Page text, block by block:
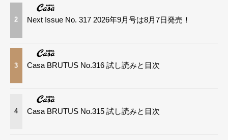
2 Next Issue No. 317 2026年9月号は8月7日発売！
3 Casa BRUTUS No.316 試し読みと目次
4 Casa BRUTUS No.315 試し読みと目次